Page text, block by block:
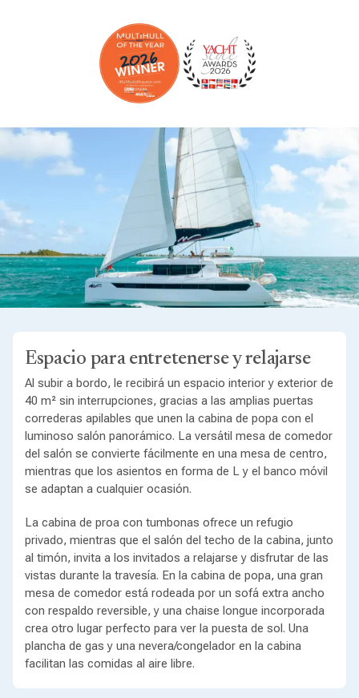
Espacio para entretenerse y relajarse
Al subir a bordo, le recibirá un espacio interior y exterior de
40 m² sin interrupciones, gracias a las amplias puertas
correderas apilables que unen la cabina de popa con el
luminoso salón panorámico. La versátil mesa de comedor
del salón se convierte fácilmente en una mesa de centro,
mientras que los asientos en forma de L y el banco móvil
se adaptan a cualquier ocasión.
La cabina de proa con tumbonas ofrece un refugio
privado, mientras que el salón del techo de la cabina, junto
al timón, invita a los invitados a relajarse y disfrutar de las
vistas durante la travesía. En la cabina de popa, una gran
mesa de comedor está rodeada por un sofá extra ancho
con respaldo reversible, y una chaise longue incorporada
crea otro lugar perfecto para ver la puesta de sol. Una
plancha de gas y una nevera/congelador en la cabina
facilitan las comidas al aire libre.